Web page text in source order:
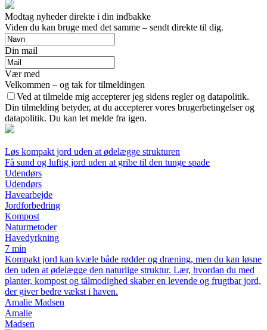
Modtag nyheder direkte i din indbakke
Viden du kan bruge med det samme – sendt direkte til dig.
Din mail
Vær med
Velkommen – og tak for tilmeldingen
Ved at tilmelde mig accepterer jeg sidens regler og datapolitik.
Din tilmelding betyder, at du accepterer vores brugerbetingelser og
datapolitik. Du kan let melde fra igen.
Løs kompakt jord uden at ødelægge strukturen
Få sund og luftig jord uden at gribe til den tunge spade
Udendørs
Udendørs
Havearbejde
Jordforbedring
Kompost
Naturmetoder
Havedyrkning
7 min
Kompakt jord kan kvæle både rødder og dræning, men du kan løsne
den uden at ødelægge den naturlige struktur. Lær, hvordan du med
planter, kompost og tålmodighed skaber en levende og frugtbar jord,
der giver bedre vækst i haven.
Amalie Madsen
Amalie
Madsen